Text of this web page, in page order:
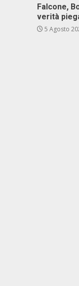
Falcone,
verità
5 Agosto